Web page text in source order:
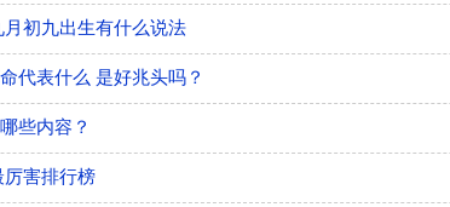
初九出生有什么说法
代表什么 是好兆头吗？
些内容？
害排行榜